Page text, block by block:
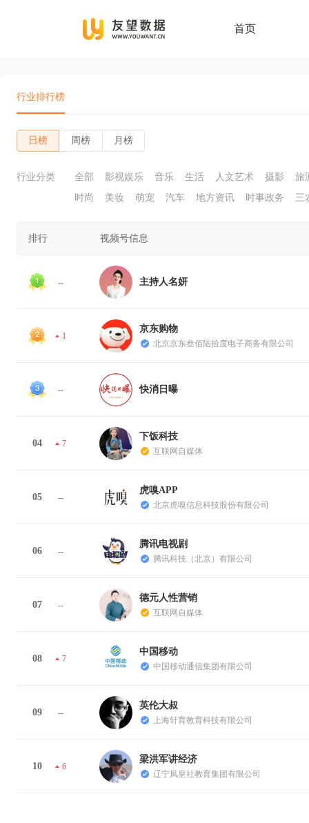
首页
行业排行榜
日榜 周榜 月榜
行业分类 全部 影视娱乐 音乐 生活 人文艺术 摄影
旅
时尚
美妆 萌宠 汽车 地方资讯 时事政务 三
排行 视频号信息
-- 主持人名妍
1
京东购物
北京京东叁佰陆拾度电子商务有限公司
-- 快消日曝
04 7
下饭科技
互联网自媒体
05 --
虎嗅APP
北京虎嗅信息科技股份有限公司
06 --
腾讯电视剧
腾讯科技（北京）有限公司
07 --
德元人性营销
互联网自媒体
08 7
中国移动
中国移动通信集团有限公司
09 --
英伦大叔
上海轩育教育科技有限公司
10 6
梁洪军讲经济
辽宁凤皇社教育集团有限公司